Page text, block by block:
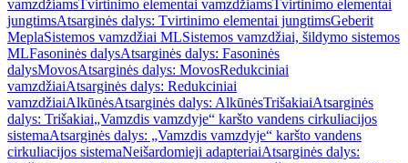
vamzdžiamsTvirtinimo elementai vamzdžiamsTvirtinimo elementai
jungtimsAtsarginės dalys: Tvirtinimo elementai jungtimsGeberit
MeplaSistemos vamzdžiai MLSistemos vamzdžiai, šildymo sistemos
MLFasoninės dalysAtsarginės dalys: Fasoninės
dalysMovosAtsarginės dalys: MovosRedukciniai
vamzdžiaiAtsarginės dalys: Redukciniai
vamzdžiaiAlkūnėsAtsarginės dalys: AlkūnėsTrišakiaiAtsarginės
dalys: Trišakiai„Vamzdis vamzdyje“ karšto vandens cirkuliacijos
sistemaAtsarginės dalys: „Vamzdis vamzdyje“ karšto vandens
cirkuliacijos sistemaNeišardomieji adapteriaiAtsarginės dalys: